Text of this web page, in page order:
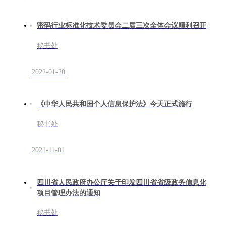
密码行业标准化技术委员会二届三次全体会议顺利召开
秘书处
2022-01-20
《中华人民共和国个人信息保护法》今天正式施行
秘书处
2021-11-01
四川省人民政府办公厅关于印发四川省省级政务信息化
项目管理办法的通知
秘书处